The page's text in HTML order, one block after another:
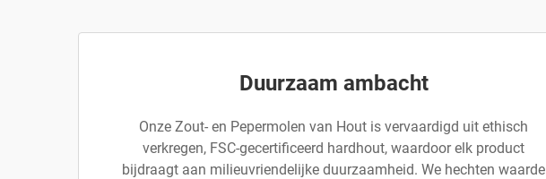
Duurzaam ambacht
Onze Zout- en Pepermolen van Hout is vervaardigd uit ethisch
verkregen, FSC-gecertificeerd hardhout, waardoor elk product
bijdraagt aan milieuvriendelijke duurzaamheid. We hechten waarde